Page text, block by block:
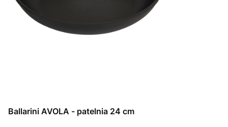
Ballarini AVOLA - patelnia 24 cm